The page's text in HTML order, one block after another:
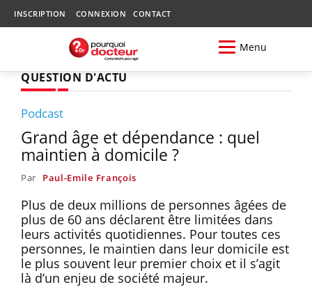
INSCRIPTION CONNEXION CONTACT
Menu
QUESTION D'ACTU
Podcast
Grand âge et dépendance : quel
maintien à domicile ?
Par Paul-Emile François
Plus de deux millions de personnes âgées de
plus de 60 ans déclarent être limitées dans
leurs activités quotidiennes. Pour toutes ces
personnes, le maintien dans leur domicile est
le plus souvent leur premier choix et il s’agit
là d’un enjeu de société majeur.